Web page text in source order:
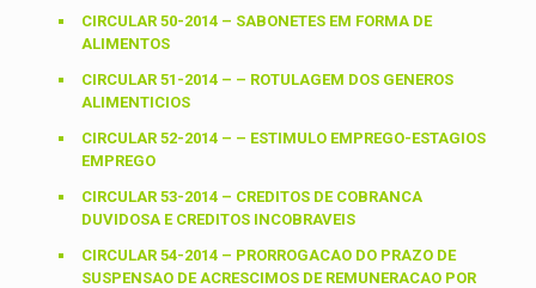
CIRCULAR 50-2014 – SABONETES EM FORMA DE
ALIMENTOS
CIRCULAR 51-2014 – – ROTULAGEM DOS GENEROS
ALIMENTICIOS
CIRCULAR 52-2014 – – ESTIMULO EMPREGO-ESTAGIOS
EMPREGO
CIRCULAR 53-2014 – CREDITOS DE COBRANCA
DUVIDOSA E CREDITOS INCOBRAVEIS
CIRCULAR 54-2014 – PRORROGACAO DO PRAZO DE
SUSPENSAO DE ACRESCIMOS DE REMUNERACAO POR